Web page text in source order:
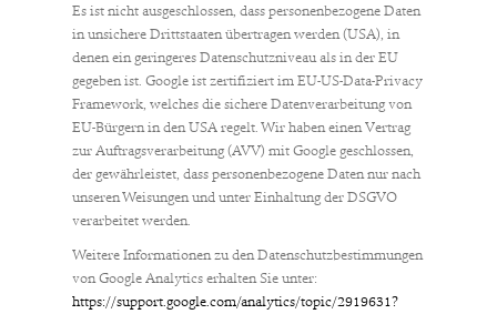
Es ist nicht ausgeschlossen, dass personenbezogene Daten
in unsichere Drittstaaten übertragen werden (USA), in
denen ein geringeres Datenschutzniveau als in der EU
gegeben ist. Google ist zertifiziert im EU-US-Data-Privacy
Framework, welches die sichere Datenverarbeitung von
EU-Bürgern in den USA regelt. Wir haben einen Vertrag
zur Auftragsverarbeitung (AVV) mit Google geschlossen,
der gewährleistet, dass personenbezogene Daten nur nach
unseren Weisungen und unter Einhaltung der DSGVO
verarbeitet werden.
Weitere Informationen zu den Datenschutzbestimmungen
von Google Analytics erhalten Sie unter:
https://support.google.com/analytics/topic/2919631?